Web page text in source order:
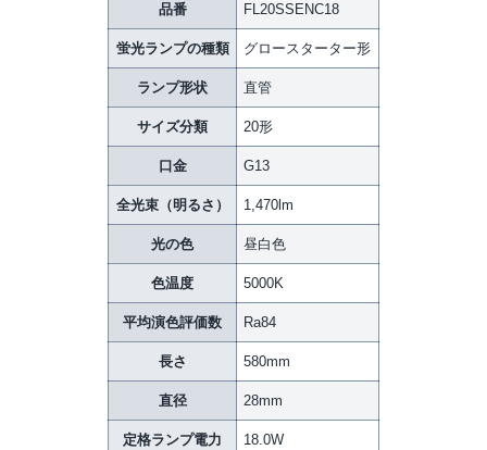
品番 FL20SSENC18
蛍光ランプの種類 グロースターター形
ランプ形状 直管
サイズ分類 20形
口金 G13
全光束（明るさ） 1,470lm
光の色 昼白色
色温度 5000K
平均演色評価数 Ra84
長さ 580mm
直径 28mm
定格ランプ電力 18.0W